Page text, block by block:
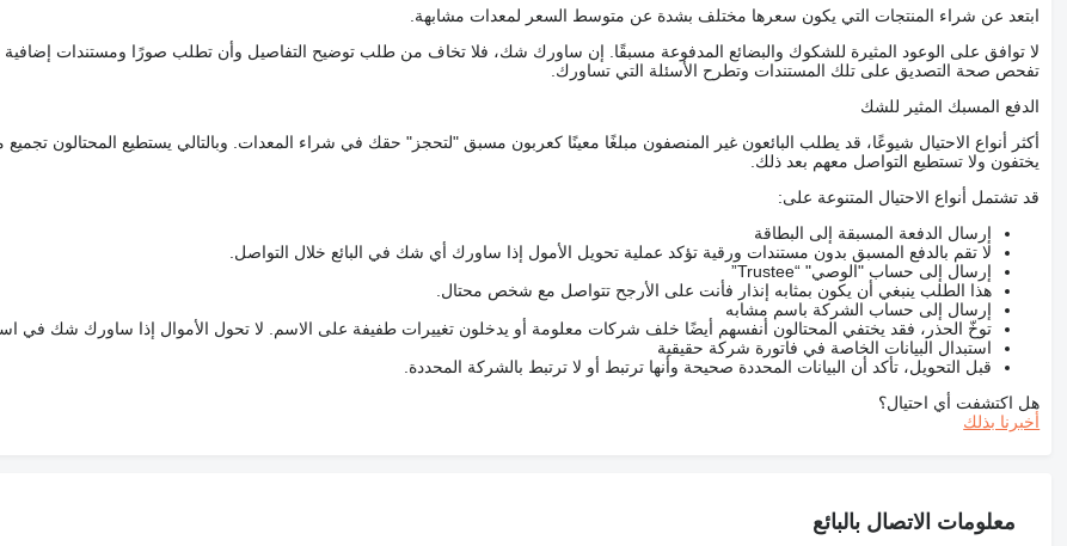
ابتعد عن شراء المنتجات التي يكون سعرها مختلف بشدة عن متوسط السعر لمعدات مشابهة.
لا توافق على الوعود المثيرة للشكوك والبضائع المدفوعة مسبقًا. إن ساورك شك، فلا تخاف من طلب توضيح التفاصيل وأن تطلب صورًا ومستندات إضافية
تفحص صحة التصديق على تلك المستندات وتطرح الأسئلة التي تساورك.
الدفع المسبك المثير للشك
أكثر أنواع الاحتيال شيوعًا، قد يطلب البائعون غير المنصفون مبلغًا معينًا كعربون مسبق "لتحجز" حقك في شراء المعدات. وبالتالي يستطيع المحتالون تجميع
يختفون ولا تستطيع التواصل معهم بعد ذلك.
قد تشتمل أنواع الاحتيال المتنوعة على:
إرسال الدفعة المسبقة إلى البطاقة
لا تقم بالدفع المسبق بدون مستندات ورقية تؤكد عملية تحويل الأمول إذا ساورك أي شك في البائع خلال التواصل.
إرسال إلى حساب "الوصي" “Trustee”
هذا الطلب ينبغي أن يكون بمثابه إنذار فأنت على الأرجح تتواصل مع شخص محتال.
إرسال إلى حساب الشركة باسم مشابه
توخّ الحذر، فقد يختفي المحتالون أنفسهم أيضًا خلف شركات معلومة أو يدخلون تغييرات طفيفة على الاسم. لا تحول الأموال إذا ساورك شك في
استبدال البيانات الخاصة في فاتورة شركة حقيقية
قبل التحويل، تأكد أن البيانات المحددة صحيحة وأنها ترتبط أو لا ترتبط بالشركة المحددة.
هل اكتشفت أي احتيال؟
أخبرنا بذلك
معلومات الاتصال بالبائع